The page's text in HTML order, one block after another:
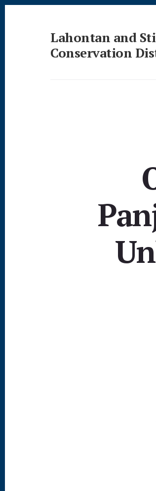
Lahontan and
Conservation